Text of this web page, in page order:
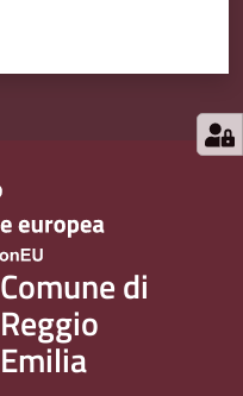
Comune di
Reggio
Emilia